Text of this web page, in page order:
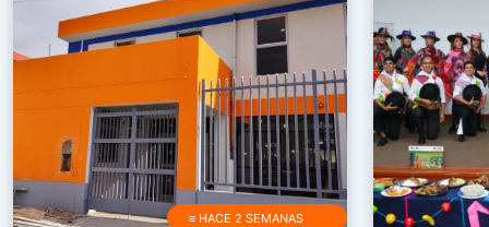
≡ HACE 2 SEMANAS